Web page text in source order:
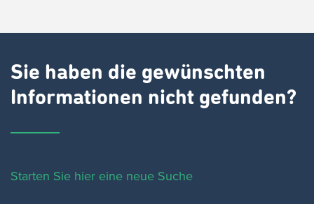
Sie haben die gewünschten
Informationen nicht gefunden?
Starten Sie hier eine neue Suche